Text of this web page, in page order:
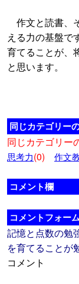
作文と読書、
える力の基盤で
育てることが、
と思います。
同じカテゴリー
同じカテゴリー
思考力(0) 作文
コメント欄
コメントフォー
記憶と点数の勉
を育てることが
コメント